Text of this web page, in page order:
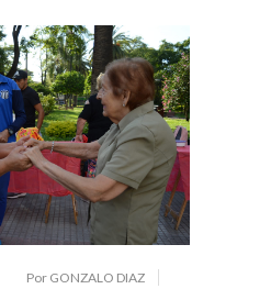
Por GONZALO DIAZ